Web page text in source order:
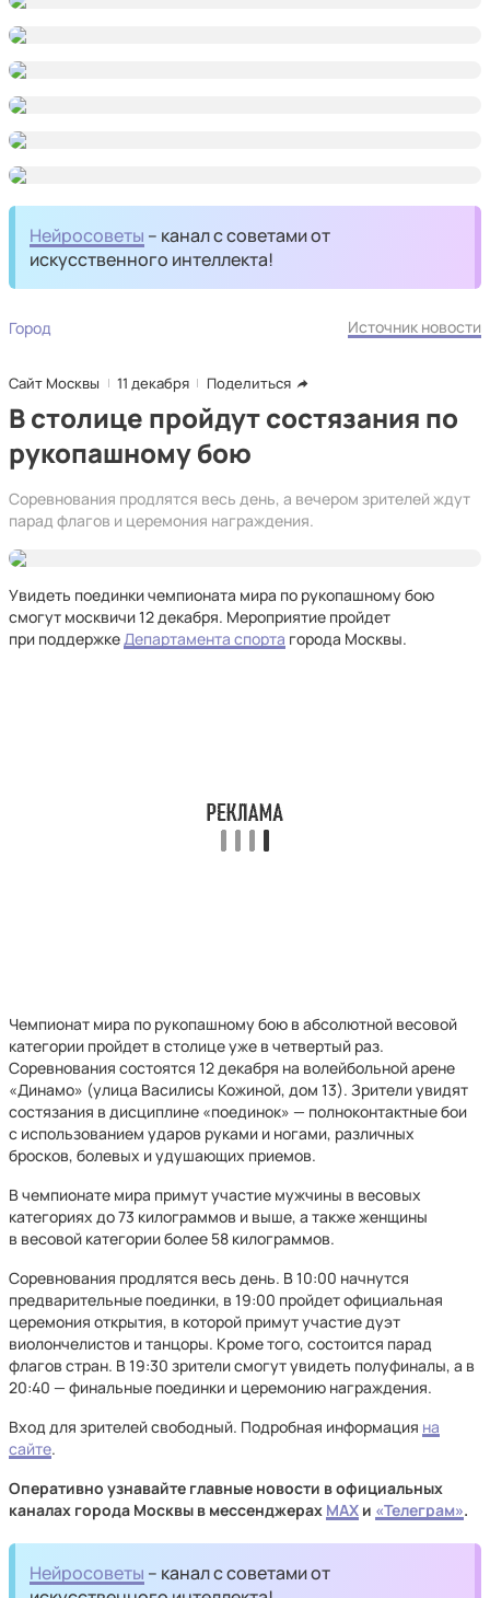
Нейросоветы – канал с советами от
искусственного интеллекта!
Город Источник новости
Сайт Москвы 11 декабря Поделиться
В столице пройдут состязания по
рукопашному бою
Соревнования продлятся весь день, а вечером зрителей ждут
парад флагов и церемония награждения.
Увидеть поединки чемпионата мира по рукопашному бою
смогут москвичи 12 декабря. Мероприятие пройдет
при поддержкеДепартамента спорта города Москвы.
Чемпионат мира по рукопашному бою в абсолютной весовой
категории пройдет в столице уже в четвертый раз.
Соревнования состоятся 12 декабря на волейбольной арене
«Динамо» (улица Василисы Кожиной, дом 13). Зрители увидят
состязания в дисциплине «поединок» — полноконтактные бои
с использованием ударов руками и ногами, различных
бросков, болевых и удушающих приемов.
В чемпионате мира примут участие мужчины в весовых
категориях до 73 килограммов и выше, а также женщины
в весовой категории более 58 килограммов.
Соревнования продлятся весь день. В 10:00 начнутся
предварительные поединки, в 19:00 пройдет официальная
церемония открытия, в которой примут участие дуэт
виолончелистов и танцоры. Кроме того, состоится парад
флагов стран. В 19:30 зрители смогут увидеть полуфиналы, а в
20:40 — финальные поединки и церемонию награждения.
Вход для зрителей свободный. Подробная информация на
сайте.
Оперативно узнавайте главные новости в официальных
каналах города Москвы в мессенджерах MAX и «Телеграм».
Нейросоветы – канал с советами от